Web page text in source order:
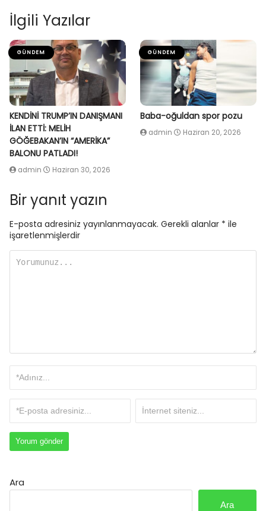
İlgili Yazılar
GÜNDEM
KENDİNİ TRUMP’IN DANIŞMANI
İLAN ETTİ: MELİH
GÖĞEBAKAN’IN “AMERİKA”
BALONU PATLADI!
admin Haziran 30, 2026
GÜNDEM
Baba-oğuldan spor pozu
admin Haziran 20, 2026
Bir yanıt yazın
E-posta adresiniz yayınlanmayacak. Gerekli alanlar * ile
işaretlenmişlerdir
Ara
Ara